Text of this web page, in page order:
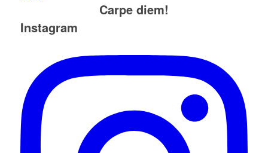
Carpe diem!
Instagram